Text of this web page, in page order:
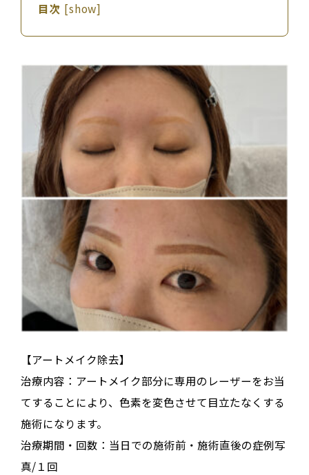
目次 [show]
【アートメイク除去】
治療内容：アートメイク部分に専用のレーザーをお当
てすることにより、色素を変色させて目立たなくする
施術になります。
治療期間・回数：当日での施術前・施術直後の症例写
真/１回